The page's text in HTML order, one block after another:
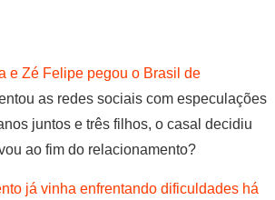
e Zé Felipe pegou o Brasil de
as redes sociais com especulações
juntos e três filhos, o casal decidiu
ao fim do relacionamento?
já vinha enfrentando dificuldades há